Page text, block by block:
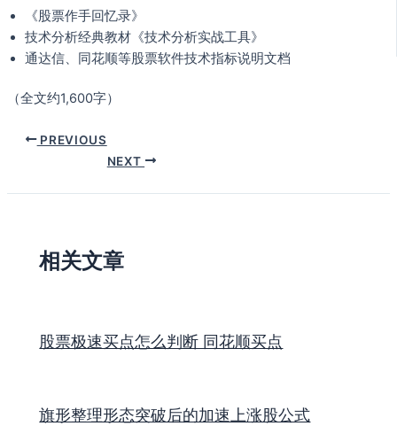
《股票作手回忆录》
技术分析经典教材《技术分析实战工具》
通达信、同花顺等股票软件技术指标说明文档
（全文约1,600字）
PREVIOUS
NEXT
相关文章
股票极速买点怎么判断 同花顺买点
旗形整理形态突破后的加速上涨股公式